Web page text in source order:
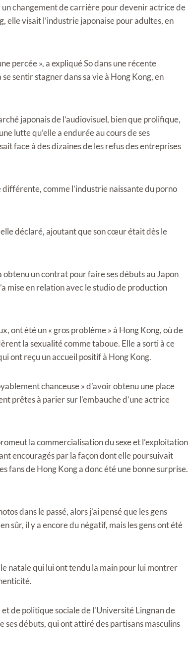
un changement de carrière pour devenir actrice de
elle visait l’industrie japonaise pour adultes, en
percée », a expliqué So dans une récente
sentir stagner dans sa vie à Hong Kong, en
japonais de l’audiovisuel, bien que prolifique,
lutte qu’elle a endurée au cours de ses
face à des dizaines de les refus des entreprises
comme l’industrie naissante du porno
déclaré, ajoutant que son cœur était dès le
un contrat pour faire ses débuts au Japon
mise en relation avec le studio de production
ont été un « gros problème » à Hong Kong, où de
la sexualité comme taboue. Elle a sorti à ce
ont reçu un accueil positif à Hong Kong.
chanceuse » d’avoir obtenu une place
prêtes à parier sur l’embauche d’une actrice
la commercialisation du sexe et l’exploitation
encouragés par la façon dont elle poursuivait
fans de Hong Kong a donc été une bonne surprise.
dans le passé, alors j’ai pensé que les gens
sûr, il y a encore du négatif, mais les gens ont été
natale qui lui ont tendu la main pour lui montrer
de politique sociale de l’Université Lingnan de
ses débuts, qui ont attiré des partisans masculins